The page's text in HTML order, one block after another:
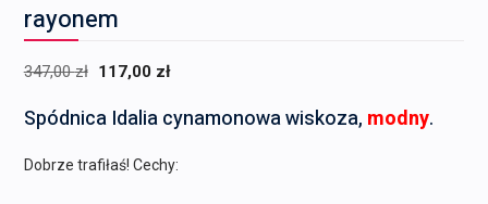
rayonem
347,00zł Pierwotna
wynosiła:
347,00 zł.
117,00 zł
wynosi:
Spódnica Idalia cynamonowa wiskoza, modny.
Dobrze trafiłaś! Cechy: